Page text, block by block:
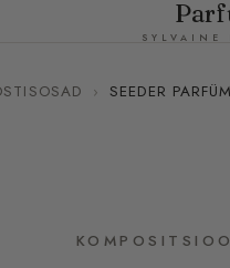
SYLVAINE
› SEEDER